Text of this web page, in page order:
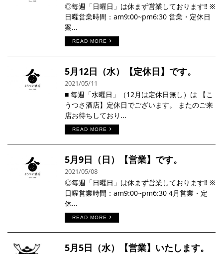
◎毎週「日曜日」は休まず営業しております‼︎ ※
日曜営業時間：am9:00~pm6:30 営業・定休日
案...
READ MORE
5月12日（水）【定休日】です。
2021/05/11
■ 毎週「水曜日」（12月は定休日無し）は 【こ
うつさ酒店】定休日でございます。 またのご来
店お待ちしており...
READ MORE
5月9日（日）【営業】です。
2021/05/08
◎毎週「日曜日」は休まず営業しております‼︎ ※
日曜営業時間：am9:00~pm6:30 4月営業・定
休...
READ MORE
5月5日（水）【営業】いたします。